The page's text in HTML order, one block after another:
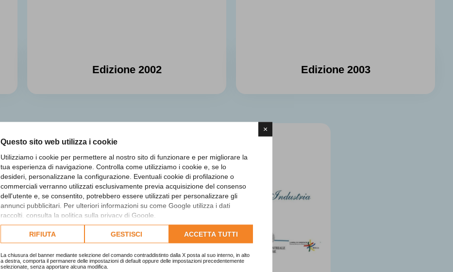
×
Questo sito web utilizza i cookie
Utilizziamo i cookie per permettere al nostro sito di funzionare e per migliorare la
tua esperienza di navigazione. Controlla come utilizziamo i cookie e, se lo
desideri, personalizzane la configurazione. Eventuali cookie di profilazione o
commerciali verranno utilizzati esclusivamente previa acquisizione del consenso
dell'utente e, se consentito, potrebbero essere utilizzati per personalizzare gli
annunci pubblicitari. Per ulteriori informazioni su come Google utilizza i dati
raccolti, consulta la politica sulla privacy di Google
Consulta l'informativa cookie completa.
RIFIUTA GESTISCI ACCETTA TUTTI
La chiusura del banner mediante selezione del comando contraddistinto dalla X posta al suo interno, in alto
a destra, comporta il permanere delle impostazioni di default oppure delle impostazioni precedentemente
selezionate, senza apportare alcuna modifica.
Edizione 2002 Edizione 2003